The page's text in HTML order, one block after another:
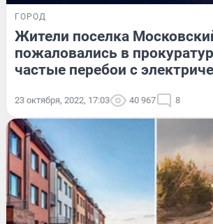
ГОРОД
Жители поселка
пожаловались в
частые перебои с
23 октября, 2022, 17:03 40 967 8